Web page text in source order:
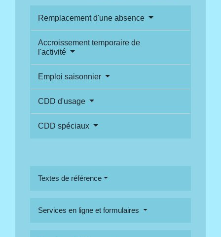
Remplacement d'une absence
Accroissement temporaire de
l'activité
Emploi saisonnier
CDD d'usage
CDD spéciaux
Textes de référence
Services en ligne et formulaires